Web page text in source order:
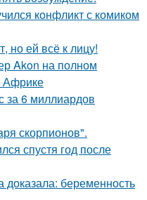
конфликт с комиком
но ей всё к лицу!
Akon на полном
Африке
за 6 миллиардов
скорпионов".
спустя год после
доказала: беременность